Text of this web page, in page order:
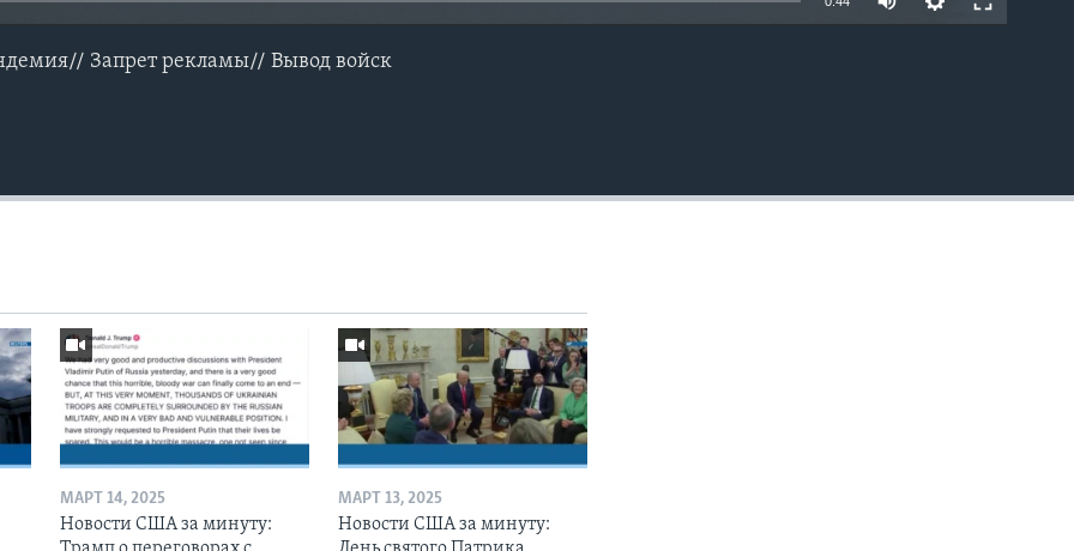
Запрет рекламы// Вывод войск
МАРТ 14, 2025
Новости США за минуту:
МАРТ 13, 2025
Новости США за минуту: